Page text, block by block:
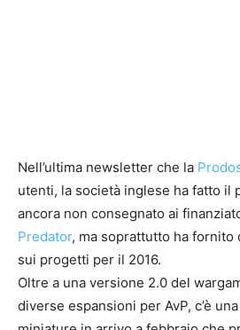
Nell’ultima newsletter che la
utenti, la società inglese ha fatto il
ancora non consegnato ai
Predator, ma soprattutto ha fornito
sui progetti per il 2016.
Oltre a una versione 2.0 del
diverse espansioni per AvP, c’è